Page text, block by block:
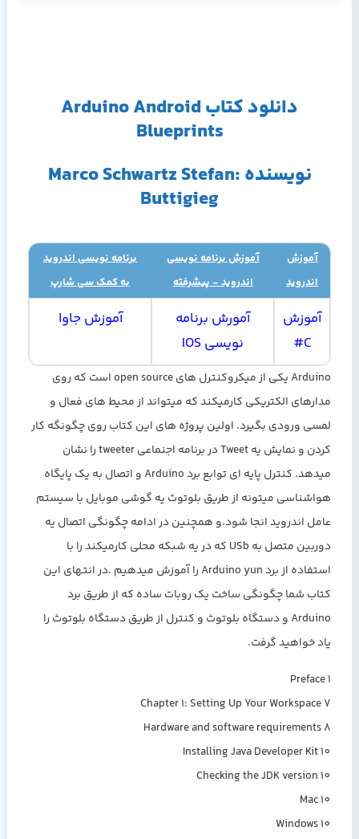
دانلود کتاب Arduino Android
Blueprints
نویسنده :Marco Schwartz Stefan
Buttigieg
آموزش
اندروید
آموزش برنامه نویسی
اندروید - پیشرفته
برنامه نویسی اندروید
به کمک سی شارپ
آموزش
C#
آمورش برنامه
نویسی IOS
آموزش جاوا
Arduino یکی از میکروکنترل های open source است که روی
مدارهای الکتریکی کارمیکند که میتواند از محیط های فعال و
لمسی ورودی بگیرد. اولین پروژه های این کتاب روی چگونگه کار
کردن و نمایش یه Tweet در برنامه اجنماعی tweeter را نشان
میدهد. کنترل پایه ای توابع برد Arduino و اتصال به یک پایگاه
هواشناسی میتونه از طریق بلوتوث یه گوشی موبایل با سیستم
عامل اندروید انجا شود.و همچنین در ادامه چگونگی اتصال یه
دوربین متصل به USb که در یه شبکه محلی کارمیکند را با
استفاده از برد Arduino yun را آموزش میدهیم .در انتهای این
کتاب شما چگونگی ساخت یک روبات ساده که از طریق برد
Arduino و دستگاه بلوتوث و کنترل از طریق دستگاه بلوتوث را
یاد خواهید گرفت.
Preface 1
Chapter 1: Setting Up Your Workspace 7
Hardware and software requirements 8
Installing Java Developer Kit 10
Checking the JDK version 10
Mac 10
Windows 10